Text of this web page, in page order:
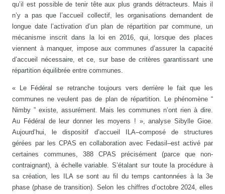
qu’il est possible de tenir tête aux plus grands détracteurs. Mais il
n’y a pas que l’accueil collectif, les organisations demandent de
longue date l’activation d’un plan de répartition par commune, un
mécanisme inscrit dans la loi en 2016, qui, lorsque des places
viennent à manquer, impose aux communes d’assurer la capacité
d’accueil nécessaire, et ce, sur base de critères garantissant une
répartition équilibrée entre communes.
« Le Fédéral se retranche toujours vers derrière le fait que les
communes ne veulent pas de plan de répartition. Le phénomène “
Nimby ” existe, assurément. Mais les communes n’ont rien à dire.
Au Fédéral de leur donner les moyens ! », analyse Sibylle Gioe.
Aujourd’hui, le dispositif d’accueil ILA–composé de structures
gérées par les CPAS en collaboration avec Fedasil–est activé par
certaines communes, 388 CPAS précisément (parce que non-
contraignant), à échelle variable. S’étalant sur toute la procédure à
sa création, les ILA se sont au fil du temps cantonnées à la 3e
phase (phase de transition). Selon les chiffres d’octobre 2024, elles